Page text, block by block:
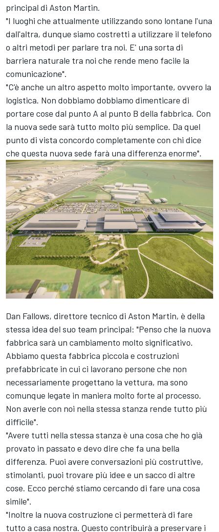
principal di Aston Martin.
"I luoghi che attualmente utilizzando sono lontane l'una
dall'altra, dunque siamo costretti a utilizzare il telefono
o altri metodi per parlare tra noi. E' una sorta di
barriera naturale tra noi che rende meno facile la
comunicazione".
"C'è anche un altro aspetto molto importante, ovvero la
logistica. Non dobbiamo dobbiamo dimenticare di
portare cose dal punto A al punto B della fabbrica. Con
la nuova sede sarà tutto molto più semplice. Da quel
punto di vista concordo completamente con chi dice
che questa nuova sede farà una differenza enorme".
Dan Fallows, direttore tecnico di Aston Martin, è della
stessa idea del suo team principal: "Penso che la nuova
fabbrica sarà un cambiamento molto significativo.
Abbiamo questa fabbrica piccola e costruzioni
prefabbricate in cui ci lavorano persone che non
necessariamente progettano la vettura, ma sono
comunque legate in maniera molto forte al processo.
Non averle con noi nella stessa stanza rende tutto più
difficile".
"Avere tutti nella stessa stanza è una cosa che ho già
provato in passato e devo dire che fa una bella
differenza. Puoi avere conversazioni più costruttive,
stimolanti, puoi trovare più idee e un sacco di altre
cose. Ecco perché stiamo cercando di fare una cosa
simile".
"Inoltre la nuova costruzione ci permetterà di fare
tutto a casa nostra. Questo contribuirà a preservare i